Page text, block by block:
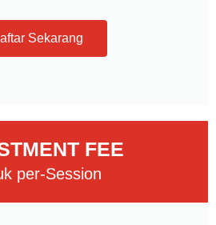
Sekarang
FEE
per-Session